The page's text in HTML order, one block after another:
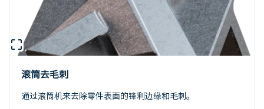
滚筒去毛刺
通过滚筒机来去除零件表面的锋利边缘和毛刺。